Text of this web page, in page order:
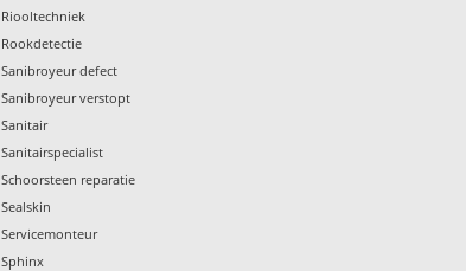
Riooltechniek
Rookdetectie
Sanibroyeur defect
Sanibroyeur verstopt
Sanitair
Sanitairspecialist
Schoorsteen reparatie
Sealskin
Servicemonteur
Sphinx